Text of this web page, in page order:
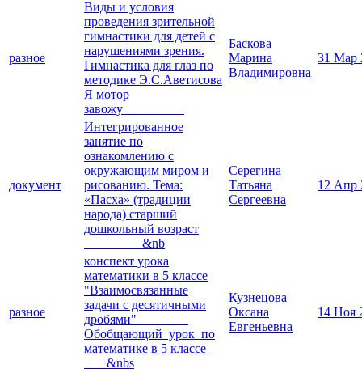
разное
Виды и условия
проведения зрительной
гимнастики для детей с
нарушениями зрения.
Гимнастика для глаз по
методике Э.С.Аветисова
Я мотор
завожу
Баскова
Марина
Владимировна
31 Мар
документ
Интегрированное
занятие по
ознакомлению с
окружающим миром и
рисованию. Тема:
«Пасха» (традиции
народа) старший
дошкольный возраст
&nb
Серегина
Татьяна
Сергеевна
12 Апр
разное
конспект урока
математики в 5 классе
"Взаимосвязанные
задачи с десятичными
дробями"
Обобщающий урок по
математике в 5 классе
&nbs
Кузнецова
Оксана
Евгеньевна
14 Ноя